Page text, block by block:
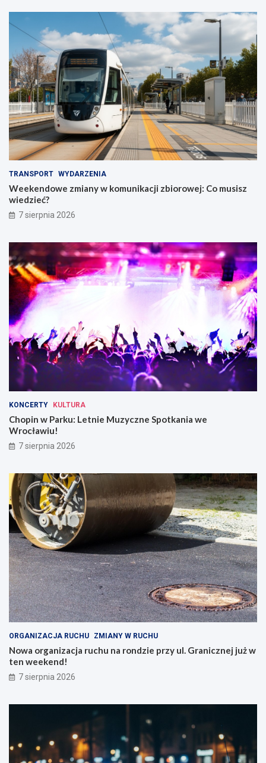
TRANSPORT WYDARZENIA
Weekendowe zmiany w komunikacji zbiorowej: Co musisz
wiedzieć?
7 sierpnia 2026
KONCERTY KULTURA
Chopin w Parku: Letnie Muzyczne Spotkania we
Wrocławiu!
7 sierpnia 2026
ORGANIZACJA RUCHU ZMIANY W RUCHU
Nowa organizacja ruchu na rondzie przy ul. Granicznej już w
ten weekend!
7 sierpnia 2026